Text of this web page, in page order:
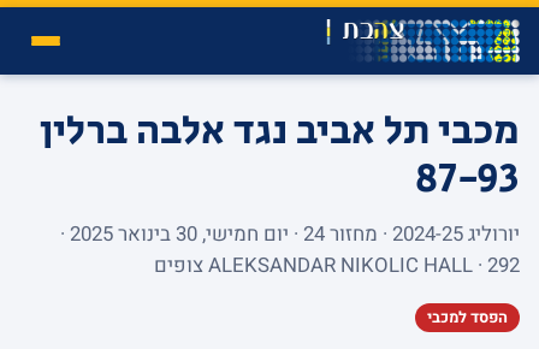
מכבי תל אביב נגד אלבה ברלין
87-93
יורוליג 2024-25 · מחזור 24 · יום חמישי, 30 בינואר 2025 ·
ALEKSANDAR NIKOLIC HALL · 292 צופים
הפסד למכבי